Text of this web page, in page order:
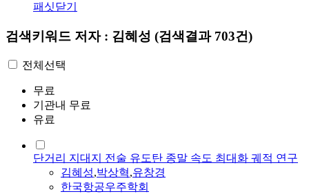
패싯닫기
검색키워드 저자 : 김혜성 (검색결과 703건)
전체선택
무료
기관내 무료
유료
단거리 지대지 전술 유도탄 종말 속도 최대화 궤적 연구
김혜성,박상혁,유창경
한국항공우주학회